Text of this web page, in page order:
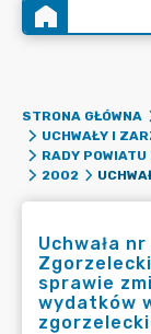
STRONA GŁÓWNA
UCHWAŁY I
RADY
2002
Uchwała
sprawie
wydatków